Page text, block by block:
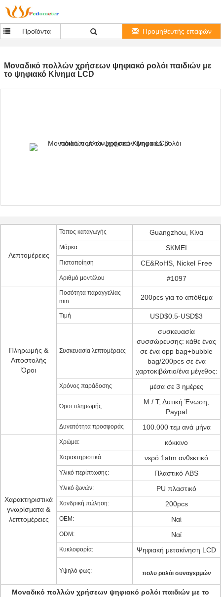
Προϊόντα Προμηθευτής επαφών
Μοναδικό πολλών χρήσεων ψηφιακό ρολόι παιδιών με
το ψηφιακό Κίνημα LCD
Λεπτομέρειες
Τόπος καταγωγής Guangzhou, Κίνα
Μάρκα SKMEI
Πιστοποίηση CE&RoHS, Nickel Free
Αριθμό μοντέλου #1097
Πληρωμής &
Αποστολής
Όροι
Ποσότητα παραγγελίας
min
200pcs για το απόθεμα
Τιμή USD$0.5-USD$3
Συσκευασία λεπτομέρειες
συσκευασία
συσσώρευσης: κάθε ένας
σε ένα opp bag+bubble
bag/200pcs σε ένα
χαρτοκιβώτιο/ένα μέγεθος:
Χρόνος παράδοσης μέσα σε 3 ημέρες
Όροι πληρωμής
Μ / Τ, Δυτική Ένωση,
Paypal
Δυνατότητα προσφοράς 100.000 τεμ ανά μήνα
Χαρακτηριστικά
γνωρίσματα &
λεπτομέρειες
Χρώμα: κόκκινο
Χαρακτηριστικά: νερό 1atm ανθεκτικό
Υλικό περίπτωσης: Πλαστικό ABS
Υλικό ζωνών: PU πλαστικό
Χονδρική πώληση: 200pcs
OEM: Ναί
ODM: Ναί
Κυκλοφορία: Ψηφιακή μετακίνηση LCD
Υψηλό φως: πολυ ρολόι συναγερμών
Μοναδικό πολλών χρήσεων ψηφιακό ρολόι παιδιών με το